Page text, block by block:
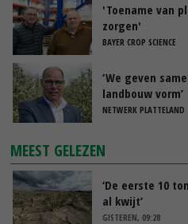
'Toename van
zorgen'
BAYER CROP SCIENCE
‘We geven
landbouw vorm’
NETWERK PLATTELAND
MEEST GELEZEN
‘De eerste 10
al kwijt’
GISTEREN, 09:28